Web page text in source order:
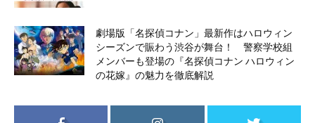
劇場版「名探偵コナン」最新作はハロウィン
シーズンで賑わう渋谷が舞台！ 警察学校組
メンバーも登場の『名探偵コナン ハロウィン
の花嫁』の魅力を徹底解説